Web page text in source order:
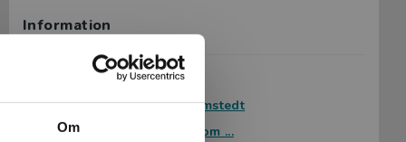
Om
Information
Från 7 år
Författare:
Tomas Dömstedt
Serie:
Minifakta om ...